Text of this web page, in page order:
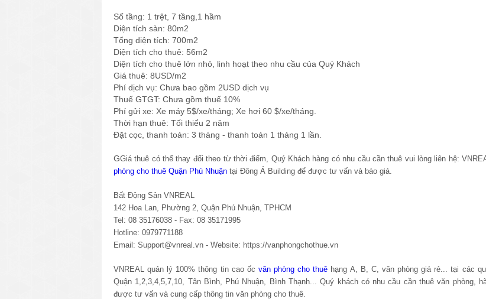
Số tầng: 1 trệt, 7 tầng,1 hầm
Diện tích sàn: 80m2
Tổng diện tích: 700m2
Diện tích cho thuê: 56m2
Diện tích cho thuê lớn nhỏ, linh hoạt theo nhu cầu của Quý Khách
Giá thuê: 8USD/m2
Phí dịch vụ: Chưa bao gồm 2USD dịch vụ
Thuế GTGT: Chưa gồm thuế 10%
Phí gửi xe: Xe máy 5$/xe/tháng; Xe hơi 60 $/xe/tháng.
Thời hạn thuê: Tối thiểu 2 năm
Đặt cọc, thanh toán: 3 tháng - thanh toán 1 tháng 1 lần.
GGiá thuê có thể thay đổi theo từ thời điểm, Quý Khách hàng có nhu cầu cần thuê vui lòng liên hệ:
phòng cho thuê Quận Phú Nhuận tại Đông Á Building để được tư vấn và báo giá.
Bất Động Sản VNREAL
142 Hoa Lan, Phường 2, Quận Phú Nhuận, TPHCM
Tel: 08 35176038 - Fax: 08 35171995
Hotline: 0979771188
Email: Support@vnreal.vn - Website: https://vanphongchothue.vn
VNREAL quản lý 100% thông tin cao ốc văn phòng cho thuê hạng A, B, C, văn phòng giá rẻ... tại các
Quận 1,2,3,4,5,7,10, Tân Bình, Phú Nhuận, Bình Thạnh... Quý khách có nhu cầu cần thuê văn phòng,
được tư vấn và cung cấp thông tin văn phòng cho thuê.